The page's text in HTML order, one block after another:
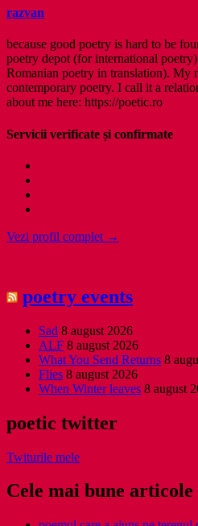
razvan
because good poetry is hard to be
poetry depot (for international
Romanian poetry in translation). My
contemporary poetry. I call it a
about me here: https://poetic.ro
Servicii verificate și confirmate
Vezi profil complet →
poetry events
Sad 8 august 2026
ALF 8 august 2026
What You Send Returns 8
Flies 8 august 2026
When Winter leaves 8 august
poetic twitter
Twiturile mele
Cele mai bune